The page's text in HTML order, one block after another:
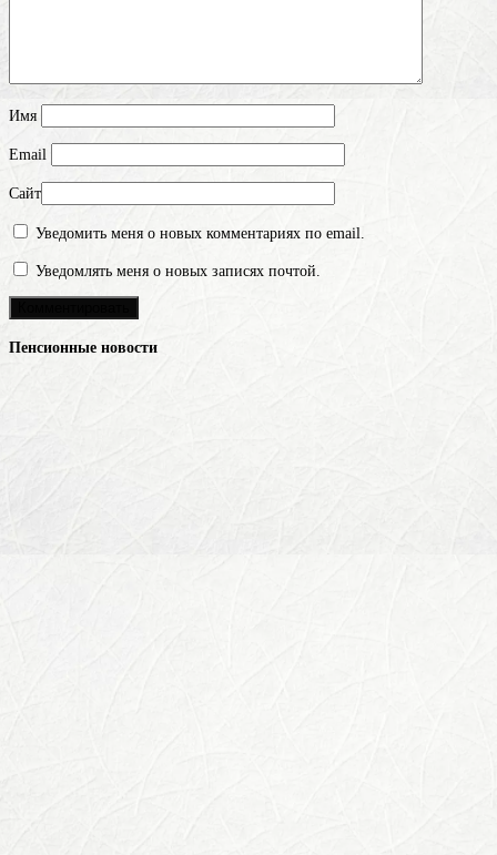
Имя
Email
Сайт
Уведомить меня о новых комментариях по email.
Уведомлять меня о новых записях почтой.
Пенсионные новости